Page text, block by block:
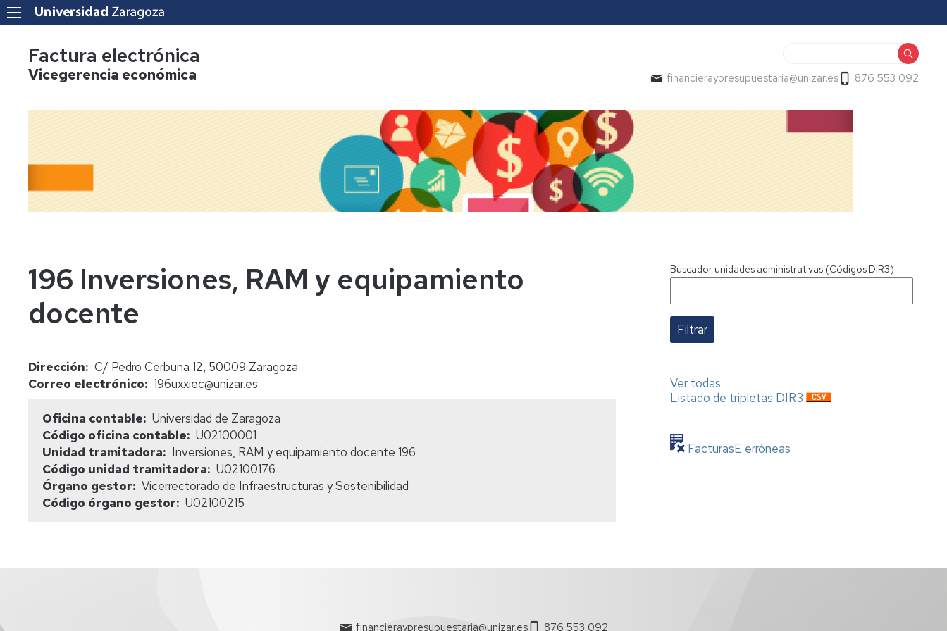
Factura electrónica
Vicegerencia económica financieraypresupuestaria@unizar.es 876 553 092
196 Inversiones, RAM y equipamiento
docente
Dirección
C/ Pedro Cerbuna 12, 50009 Zaragoza
Correo electrónico
196uxxiec@unizar.es
Oficina contable
Universidad de Zaragoza
Código oficina contable
U02100001
Unidad tramitadora
Inversiones, RAM y equipamiento docente 196
Código unidad tramitadora
U02100176
Órgano gestor
Vicerrectorado de Infraestructuras y Sostenibilidad
Código órgano gestor
U02100215
Buscador unidades administrativas (Códigos DIR3)
Ver todas
Listado de tripletas DIR3
FacturasE erróneas
financieraypresupuestaria@unizar.es 876 553 092